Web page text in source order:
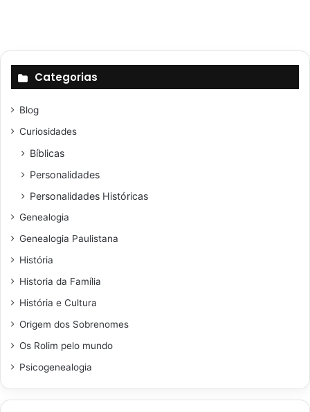
Categorias
Blog
Curiosidades
Bíblicas
Personalidades
Personalidades Históricas
Genealogia
Genealogia Paulistana
História
Historia da Família
História e Cultura
Origem dos Sobrenomes
Os Rolim pelo mundo
Psicogenealogia